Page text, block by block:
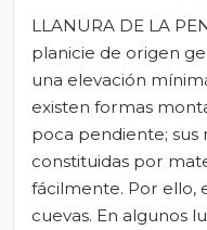
LLANURA DE LA
planicie de origen
una elevación
existen formas
poca pendiente; sus
constituidas por
fácilmente. Por ello,
cuevas. En algunos